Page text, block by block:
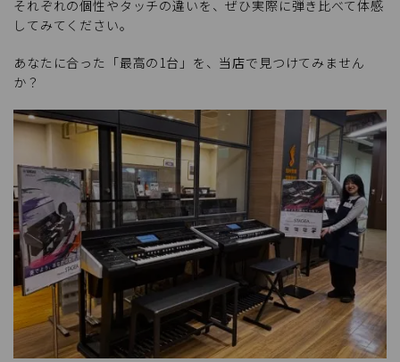
それぞれの個性やタッチの違いを、ぜひ実際に弾き比べて体感
してみてください。
あなたに合った「最高の1台」を、当店で見つけてみません
か？